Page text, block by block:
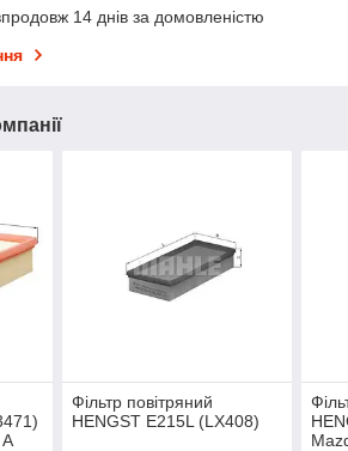
14 днів за домовленістю
Фільтр повітряний
HENGST E215L (LX408)